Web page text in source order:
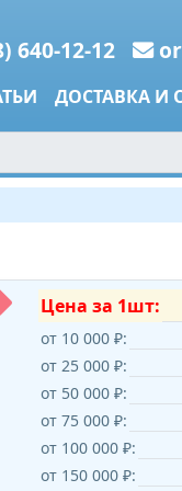
640-12-12
ДОСТАВКА И
Цена за 1шт:
от 10 000 ₽:
от 25 000 ₽:
от 50 000 ₽:
от 75 000 ₽:
от 100 000 ₽:
от 150 000 ₽: